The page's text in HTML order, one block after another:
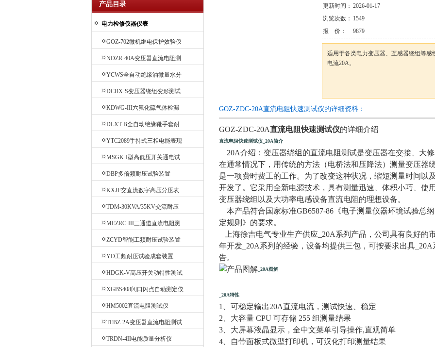
产品目录
电力检修仪器仪表
GOZ-702微机继电保护效验仪
NDZR-40A变压器直流电阻测
YCWS全自动绝缘油微量水分
DCBX-S变压器绕组变形测试
KDWG-III六氟化硫气体检漏
DLXT-B全自动绝缘靴手套耐
压试验装置
YTC2089手持式三相电能表现
场效验仪
MSGK-I型高低压开关通电试
DBP多倍频耐压试验装置
KXJF交直流数字高压分压表
TDM-30KVA/35KV交流耐压
MEZRC-III三通道直流电阻测
ZCYD智能工频耐压试验装置
YD工频耐压试验成套装置
HDGK-V高压开关动特性测试
XGBS408闭口闪点自动测定仪
HM5002直流电阻测试仪
TEBZ-2A变压器直流电阻测试
TRDN-4II电能质量分析仪
更新时间： 2026-01-17
浏览次数： 1549
报 价：
9879
适用于各类电力变压器、互感器绕组等感
电流20A。
GOZ-ZDC-20A直流电阻快速测试仪的详细资料：
GOZ-ZDC-20A直流电阻快速测试仪的详细介绍
直流电阻快速测试仪 _20A简介
20A介绍：变压器绕组的直流电阻测试是变压器在交接、大
在通常情况下，用传统的方法（电桥法和压降法）测量变压器
是一项费时费工的工作。为了改变这种状况，缩短测量时间以
开发了。它采用全新电源技术，具有测量迅速、体积小巧、使
变压器绕组以及大功率电感设备直流电阻的理想设备。
本产品符合国家标准GB6587-86《电子测量仪器环境试验总
定规则》的要求。
上海徐吉电气专业生产供应_20A系列产品，公司具有良好的
年开发_20A系列的经验，设备均提供三包，可按要求出具
告。
_20A图解
_20A特性
1、可稳定输出20A直流电流，测试快速、稳定
2、大容量 CPU 可存储 255 组测量结果
3、大屏幕液晶显示，全中文菜单引导操作,直观简单
4、自带面板式微型打印机，可汉化打印测量结果